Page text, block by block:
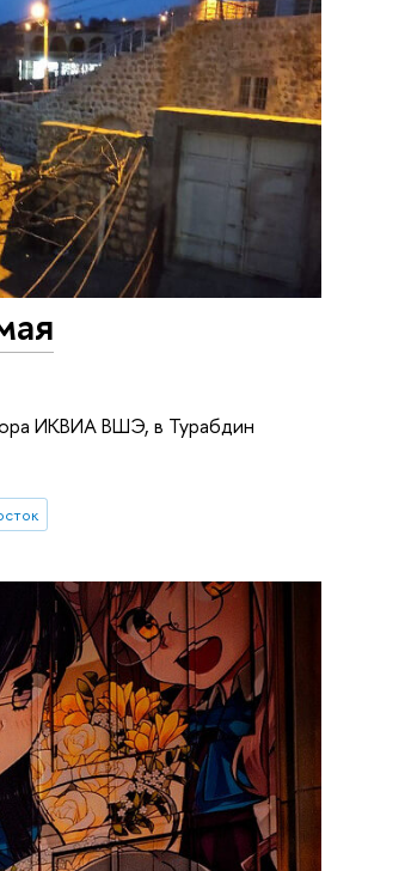
ИКВИА ВШЭ, в Турабдин